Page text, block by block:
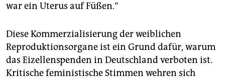
war ein Uterus auf Füßen.“
Diese Kommerzialisierung der weiblichen
Reproduktionsorgane ist ein Grund dafür, warum
das Eizellenspenden in Deutschland verboten ist.
Kritische feministische Stimmen wehren sich